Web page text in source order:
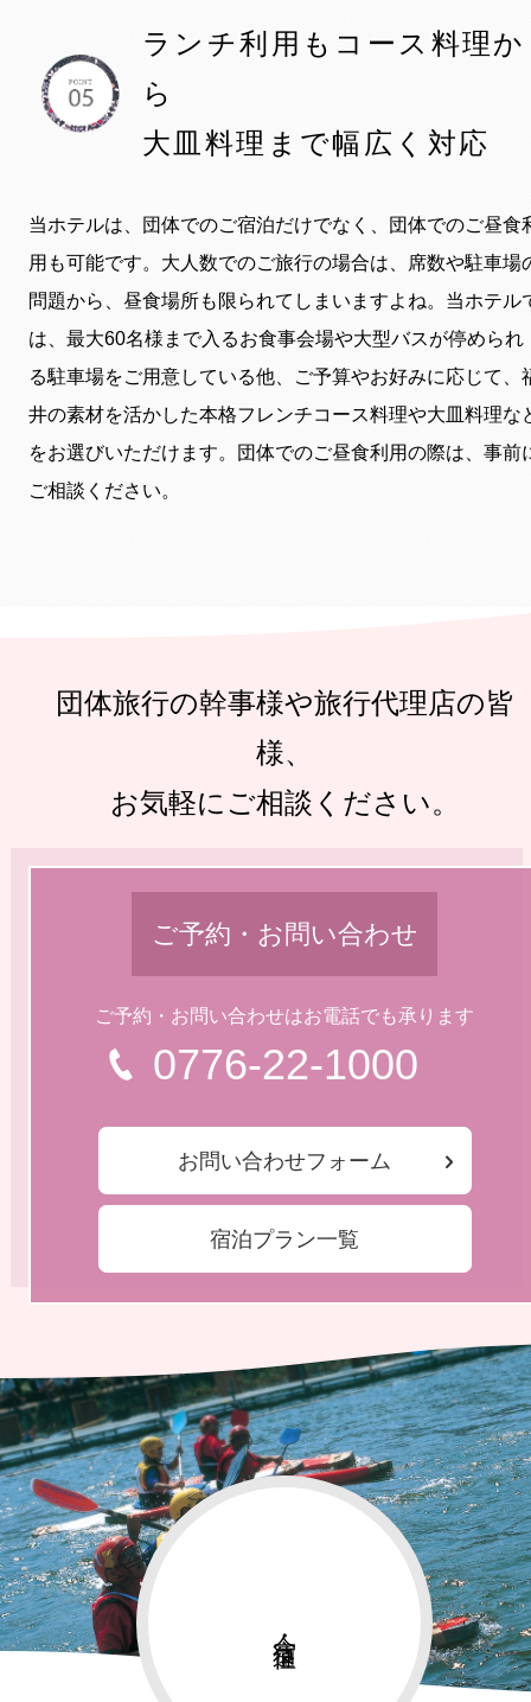
ランチ利用もコース料理か
ら
大皿料理まで幅広く対応
当ホテルは、団体でのご宿泊だけでなく、団体でのご昼食
用も可能です。大人数でのご旅行の場合は、席数や駐車場
問題から、昼食場所も限られてしまいますよね。当ホテル
は、最大60名様まで入るお食事会場や大型バスが停められ
る駐車場をご用意している他、ご予算やお好みに応じて、
井の素材を活かした本格フレンチコース料理や大皿料理な
をお選びいただけます。団体でのご昼食利用の際は、事前
ご相談ください。
団体旅行の幹事様や旅行代理店の皆
様、
お気軽にご相談ください。
ご予約・お問い合わせ
ご予約・お問い合わせはお電話でも承ります
0776-22-1000
お問い合わせフォーム
宿泊プラン一覧